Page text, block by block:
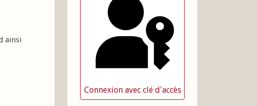
Connexion avec clé d'accès
ainsi